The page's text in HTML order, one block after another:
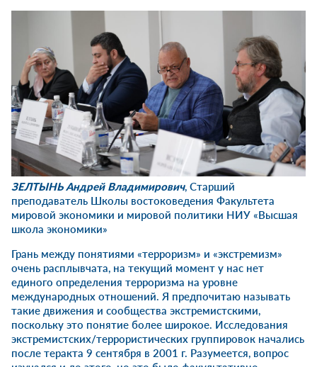
ЗЕЛТЫНЬ Андрей Владимирович, Старший
преподаватель Школы востоковедения Факультета
мировой экономики и мировой политики НИУ «Высшая
школа экономики»
Грань между понятиями «терроризм» и «экстремизм»
очень расплывчата, на текущий момент у нас нет
единого определения терроризма на уровне
международных отношений. Я предпочитаю называть
такие движения и сообщества экстремистскими,
поскольку это понятие более широкое. Исследования
экстремистских/террористических группировок начались
после теракта 9 сентября в 2001 г. Разумеется, вопрос